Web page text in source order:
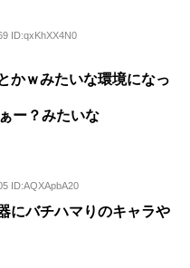
ID:qxKhXX4N0
かｗみたいな環境になっ
ー？みたいな
ID:AQXApbA20
にバチハマりのキャラや